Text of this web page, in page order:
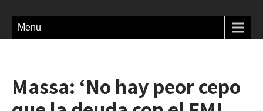
Menu
Massa: ‘No hay peor cepo